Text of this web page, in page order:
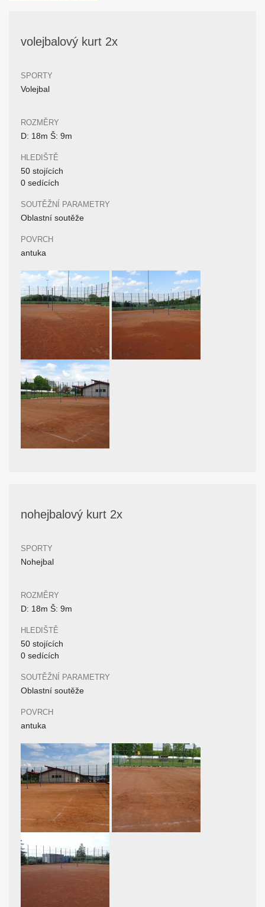
volejbalový kurt 2x
SPORTY
Volejbal
ROZMĚRY
D: 18m Š: 9m
HLEDIŠTĚ
50 stojících
0 sedících
SOUTĚŽNÍ PARAMETRY
Oblastní soutěže
POVRCH
antuka
nohejbalový kurt 2x
SPORTY
Nohejbal
ROZMĚRY
D: 18m Š: 9m
HLEDIŠTĚ
50 stojících
0 sedících
SOUTĚŽNÍ PARAMETRY
Oblastní soutěže
POVRCH
antuka